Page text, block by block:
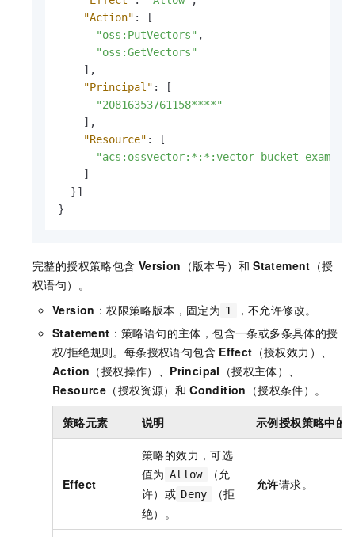
"Action" :
[
"oss:PutVectors" ,
"oss:GetVectors"
] ,
"Principal" :
[
"20816353761158****"
] ,
"Resource" :
[
"acs:ossvector:*:*:vector-bucket-
]
}]
}
完整的授权策略包含 Version （版本号）和 Statement （授
权语句）。
Version ：权限策略版本，固定为 1
，不允许修改。
Statement ：策略语句的主体，包含一条或多条具体的授
权/拒绝规则。每条授权语句包含 Effect （授权效力）、
Action （授权操作）、 Principal （授权主体）、
Resource （授权资源）和 Condition （授权条件）。
策略元素 说明 示例授权策略中的
Effect
策略的效力，可选
值为 Allow
（允
许）或 Deny
（拒
绝）。
允许请求。